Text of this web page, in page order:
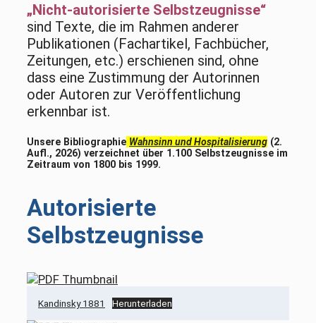
„Nicht-autorisierte Selbstzeugnisse“
sind Texte, die im Rahmen anderer
Publikationen (Fachartikel, Fachbücher,
Zeitungen, etc.) erschienen sind, ohne
dass eine Zustimmung der Autorinnen
oder Autoren zur Veröffentlichung
erkennbar ist.
Unsere Bibliographie Wahnsinn und Hospitalisierung (2.
Aufl., 2026) verzeichnet über 1.100 Selbstzeugnisse im
Zeitraum von 1800 bis 1999.
Autorisierte
Selbstzeugnisse
Kandinsky 1881 Herunterladen